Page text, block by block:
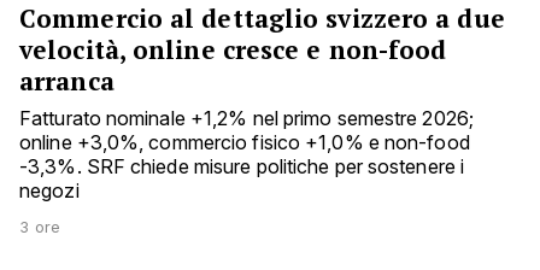
Commercio al dettaglio svizzero a due
velocità, online cresce e non-food
arranca
Fatturato nominale +1,2% nel primo semestre 2026;
online +3,0%, commercio fisico +1,0% e non-food
-3,3%. SRF chiede misure politiche per sostenere i
negozi
3 ore